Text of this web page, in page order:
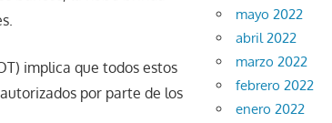
implica que todos estos
por parte de los
mayo 2022
abril 2022
marzo 2022
febrero 2022
enero 2022